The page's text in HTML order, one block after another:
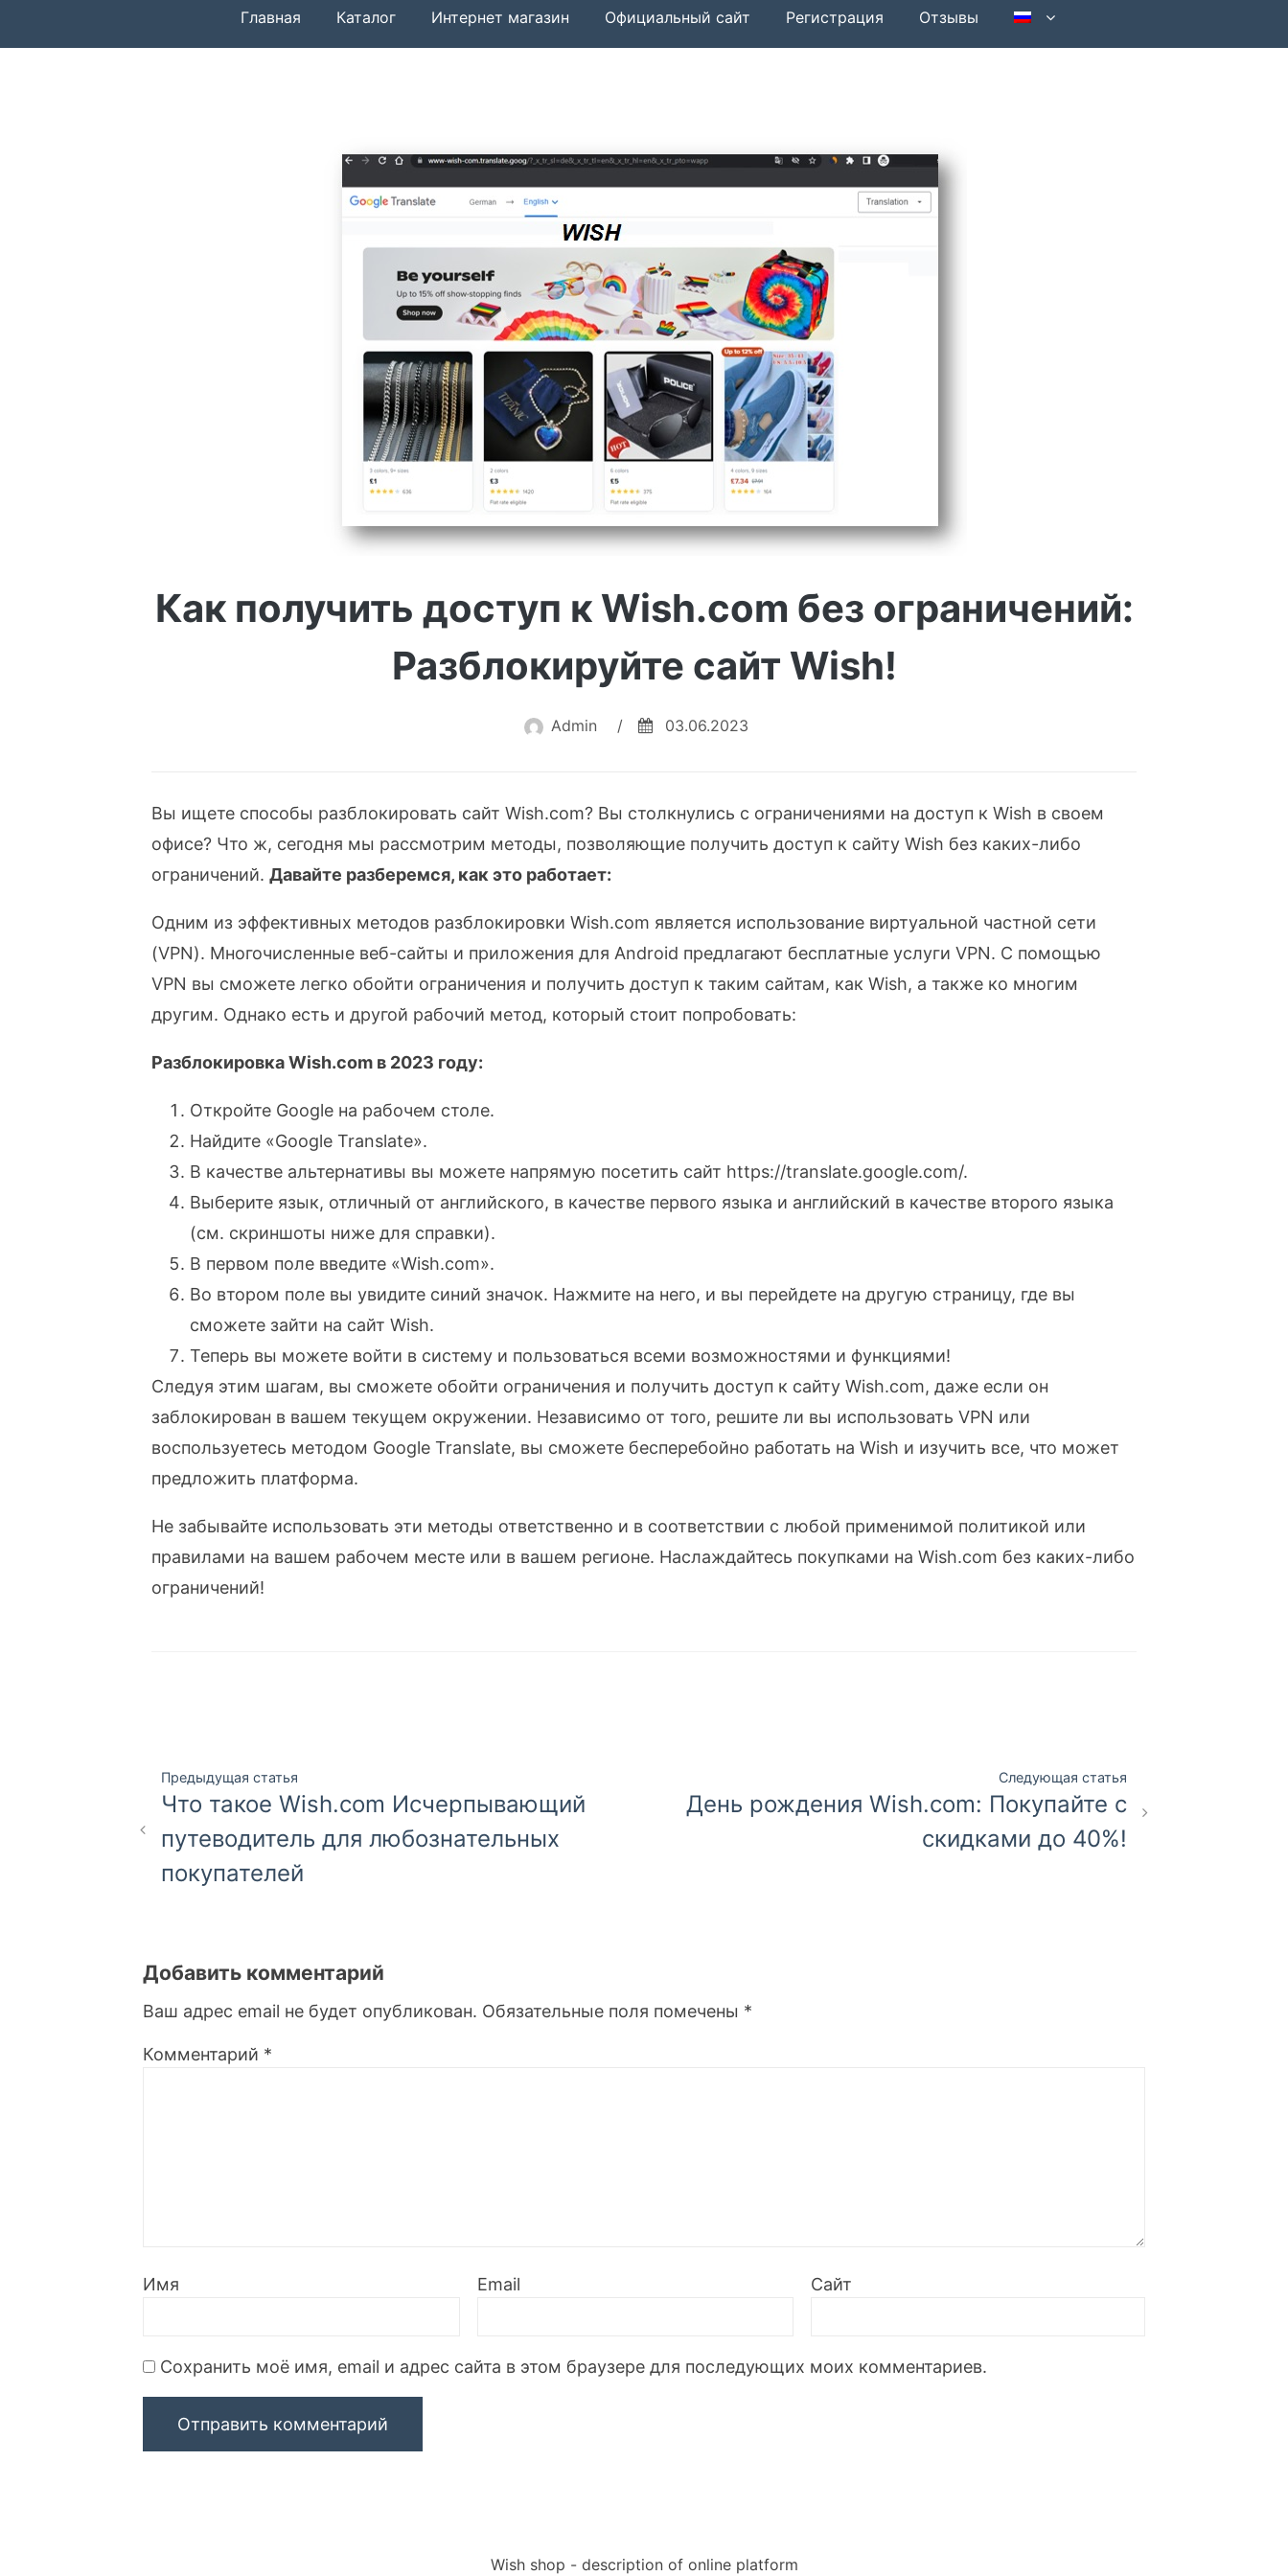
Главная Каталог Интернет магазин Официальный сайт Регистрация Отзывы
Как получить доступ к Wish.com без ограничений:
Разблокируйте сайт Wish!
Admin / 03.06.2023
Вы ищете способы разблокировать сайт Wish.com? Вы столкнулись с ограничениями на доступ к Wish в своем
офисе? Что ж, сегодня мы рассмотрим методы, позволяющие получить доступ к сайту Wish без каких-либо
ограничений. Давайте разберемся, как это работает:
Одним из эффективных методов разблокировки Wish.com является использование виртуальной частной сети
(VPN). Многочисленные веб-сайты и приложения для Android предлагают бесплатные услуги VPN. С помощью
VPN вы сможете легко обойти ограничения и получить доступ к таким сайтам, как Wish, а также ко многим
другим. Однако есть и другой рабочий метод, который стоит попробовать:
Разблокировка Wish.com в 2023 году:
Откройте Google на рабочем столе.
Найдите «Google Translate».
В качестве альтернативы вы можете напрямую посетить сайт https://translate.google.com/.
Выберите язык, отличный от английского, в качестве первого языка и английский в качестве второго языка
(см. скриншоты ниже для справки).
В первом поле введите «Wish.com».
Во втором поле вы увидите синий значок. Нажмите на него, и вы перейдете на другую страницу, где вы
сможете зайти на сайт Wish.
Теперь вы можете войти в систему и пользоваться всеми возможностями и функциями!
Следуя этим шагам, вы сможете обойти ограничения и получить доступ к сайту Wish.com, даже если он
заблокирован в вашем текущем окружении. Независимо от того, решите ли вы использовать VPN или
воспользуетесь методом Google Translate, вы сможете бесперебойно работать на Wish и изучить все, что может
предложить платформа.
Не забывайте использовать эти методы ответственно и в соответствии с любой применимой политикой или
правилами на вашем рабочем месте или в вашем регионе. Наслаждайтесь покупками на Wish.com без каких-либо
ограничений!
Навигация
записям
Предыдущая статья
Что такое Wish.com Исчерпывающий
путеводитель для любознательных
покупателей
Следующая статья
День рождения Wish.com: Покупайте с
скидками до 40%!
Добавить комментарий
Ваш адрес email не будет опубликован. Обязательные поля помечены *
Комментарий *
Имя Email Сайт
Сохранить моё имя, email и адрес сайта в этом браузере для последующих моих комментариев.
Wish shop - description of online platform